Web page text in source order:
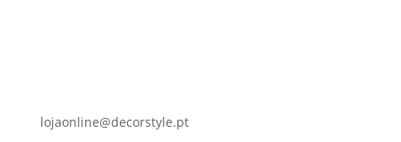
lojaonline@decorstyle.pt